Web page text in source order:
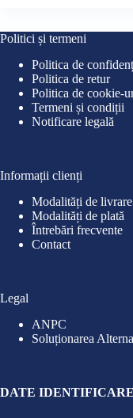
30,00 lei.
Politici și termeni
Politica de
Politica de retur
Politica de cookie-
Termeni și condiții
Notificare legală
Informații clienți
Modalități de livrare
Modalități de plată
Întrebări frecvente
Contact
Legal
ANPC
Soluționarea
DATE IDENTIFICARE